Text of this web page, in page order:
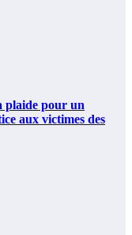
plaide pour un
aux victimes des